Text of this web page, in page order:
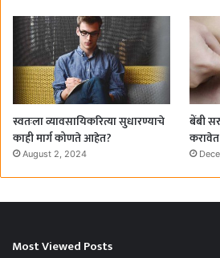
स्वतःला व्यावसायिकरित्या सुधारण्याचे
काही मार्ग कोणते आहेत?
August 2, 2024
बेंबी
Most Viewed Posts